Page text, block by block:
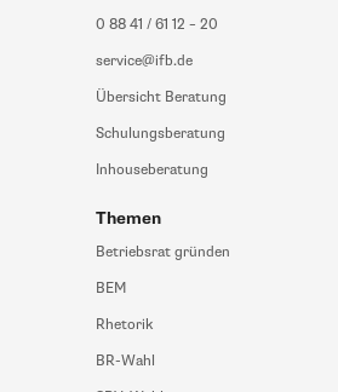
0 88 41 / 61 12 – 20
service@ifb.de
Übersicht Beratung
Schulungsberatung
Inhouseberatung
Themen
Betriebsrat gründen
BEM
Rhetorik
BR-Wahl